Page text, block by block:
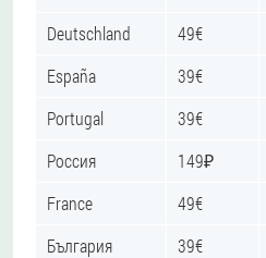
Deutschland
49€
España
39€
Portugal
39€
Россия
149₽
France
49€
България
39€